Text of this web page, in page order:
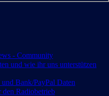
- Community
und wie ihr uns unterstützen
Bank/PayPal Daten
Radiobetrieb